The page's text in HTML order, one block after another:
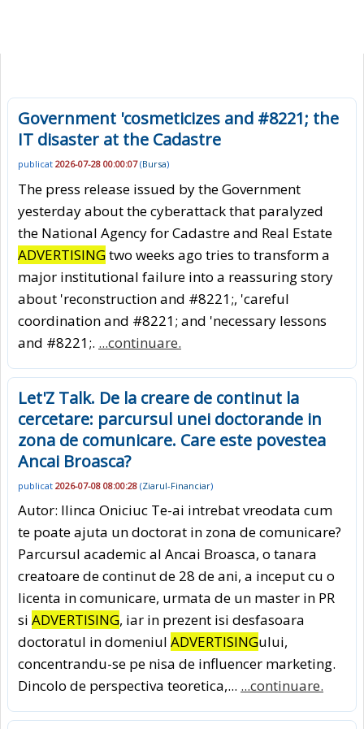
Government 'cosmeticizes and #8221; the
IT disaster at the Cadastre
publicat 2026-07-28 00:00:07(Bursa)
The press release issued by the Government
yesterday about the cyberattack that paralyzed
the National Agency for Cadastre and Real Estate
ADVERTISINGtwo weeks ago tries to transform a
major institutional failure into a reassuring story
about 'reconstruction and #8221;, 'careful
coordination and #8221; and 'necessary lessons
and #8221;. ...continuare.
Let'Z Talk. De la creare de continut la
cercetare: parcursul unei doctorande in
zona de comunicare. Care este povestea
Ancai Broasca?
publicat 2026-07-08 08:00:28 (Ziarul-Financiar)
Autor: Ilinca Oniciuc Te-ai intrebat vreodata cum
te poate ajuta un doctorat in zona de comunicare?
Parcursul academic al Ancai Broasca, o tanara
creatoare de continut de 28 de ani, a inceput cu o
licenta in comunicare, urmata de un master in PR
si ADVERTISING, iar in prezent isi desfasoara
doctoratul in domeniul ADVERTISINGului,
concentrandu-se pe nisa de influencer marketing.
Dincolo de perspectiva teoretica,... ...continuare.